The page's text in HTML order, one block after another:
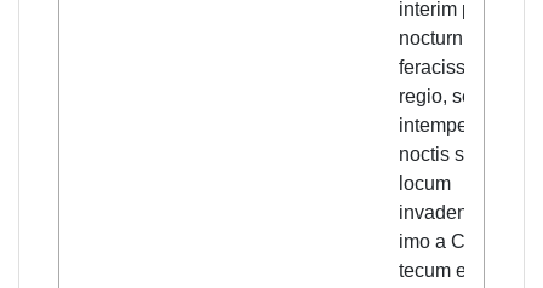
interim predones
nocturni, quorum
feracissima est
regio, sepe per
intempeste
noctis silentia
locum
invadentes a te,
imo a Cristo qui
tecum erat, nunc